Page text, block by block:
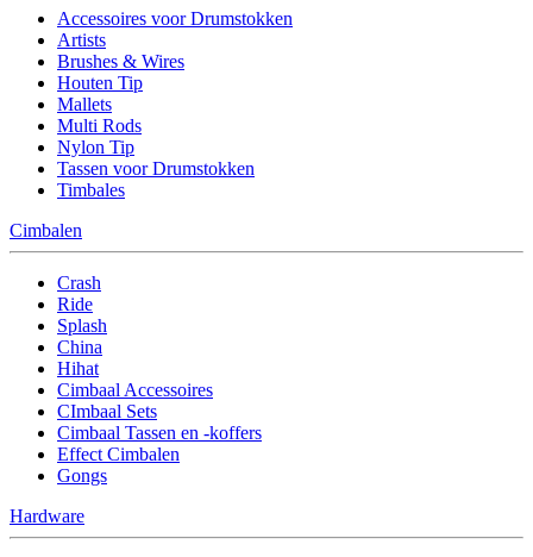
Accessoires voor Drumstokken
Artists
Brushes & Wires
Houten Tip
Mallets
Multi Rods
Nylon Tip
Tassen voor Drumstokken
Timbales
Cimbalen
Crash
Ride
Splash
China
Hihat
Cimbaal Accessoires
CImbaal Sets
Cimbaal Tassen en -koffers
Effect Cimbalen
Gongs
Hardware